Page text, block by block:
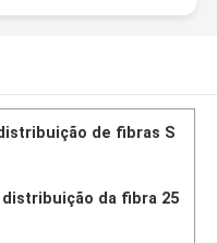
de fibras S
da fibra 25